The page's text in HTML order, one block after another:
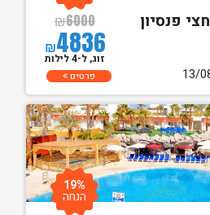
פנסיון
₪6000
₪4836
זוג, ל-4 לילות
פרטים
19%
הנחה